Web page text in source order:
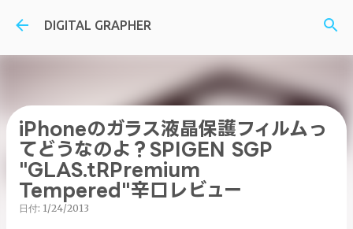
スキップしてメイン コンテンツに移動
DIGITAL GRAPHER
iPhoneのガラス液晶保護フィルムっ
てどうなのよ？SPIGEN SGP
"GLAS.tRPremium
Tempered"辛口レビュー
日付: 1/24/2013